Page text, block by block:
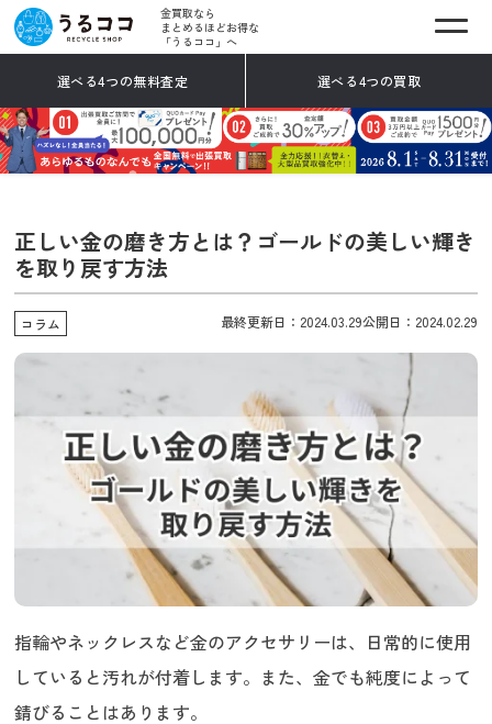
金買取なら
まとめるほどお得な
「うるココ」へ
選べる4つの無料査定 選べる4つの買取
正しい金の磨き方とは？ゴールドの美しい輝き
を取り戻す方法
コラム 最終更新日：2024.03.29公開日：2024.02.29
指輪やネックレスなど金のアクセサリーは、日常的に使用
していると汚れが付着します。また、金でも純度によって
錆びることはあります。